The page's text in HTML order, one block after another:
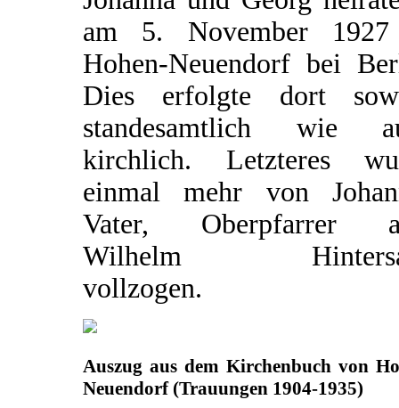
am 5. November
Hohen-Neuendorf bei
Dies erfolgte dort
standesamtlich wie
kirchlich. Letzteres
einmal mehr von
Vater, Oberpfarrer
Wilhelm
vollzogen.
Auszug aus dem Kirchenbuch von
Neuendorf (Trauungen 1904-1935)